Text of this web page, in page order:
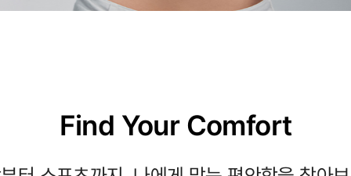
Find Your Comfort